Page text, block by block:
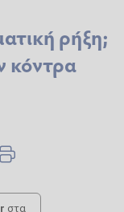
ρήξη;
κόντρα
στα